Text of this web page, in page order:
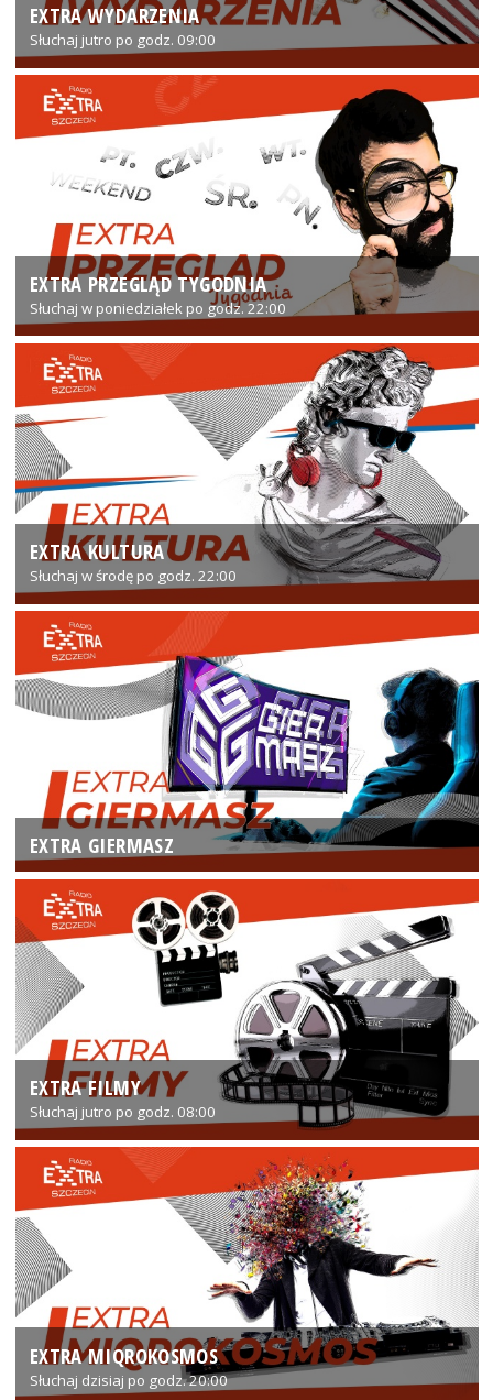
EXTRA WYDARZENIA
Słuchaj jutro po godz. 09:00
EXTRA PRZEGLĄD TYGODNIA
Słuchaj w poniedziałek po godz. 22:00
EXTRA KULTURA
Słuchaj w środę po godz. 22:00
EXTRA GIERMASZ
EXTRA FILMY
Słuchaj jutro po godz. 08:00
EXTRA MIQROKOSMOS
Słuchaj dzisiaj po godz. 20:00